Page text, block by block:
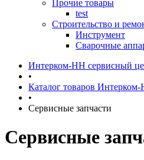
Прочие товары
test
Строительство и
Инструмент
Сварочные
Интерком-НН сервисный
•
Каталог товаров
•
Сервисные запчасти
Сервисные